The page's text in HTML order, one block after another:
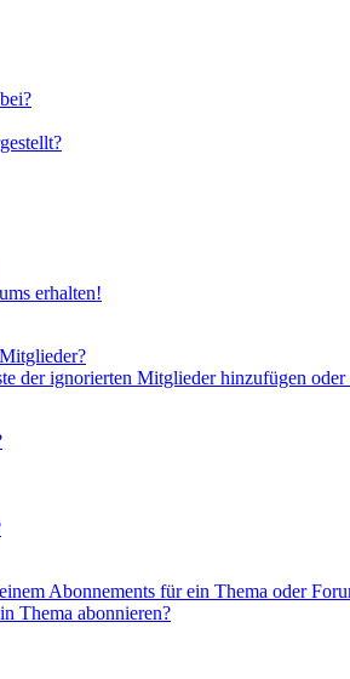
erhalten!
der ignorierten Mitglieder hinzufügen oder
Abonnements für ein Thema oder
Thema abonnieren?